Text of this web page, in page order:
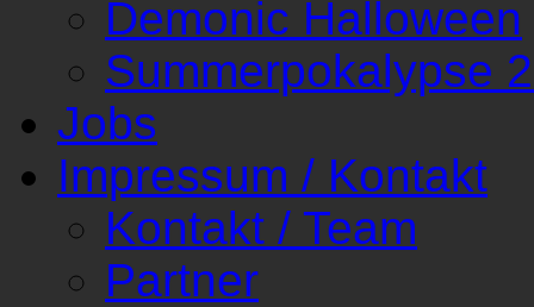
Demonic Halloween
Summerpokalypse
Jobs
Impressum / Kontakt
Kontakt / Team
Partner